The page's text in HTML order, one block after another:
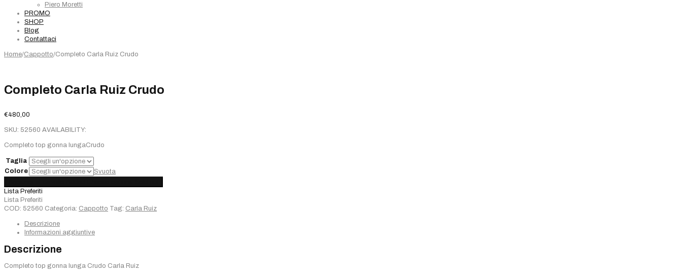
Piero Moretti
PROMO
SHOP
Blog
Contattaci
Home/Cappotto/Completo Carla Ruiz Crudo
Completo Carla Ruiz Crudo
€480,00
SKU: 52560 AVAILABILITY:
Completo top gonna lungaCrudo
Taglia
Colore
Svuota
Carla
Ruiz
Crudo
Lista Preferiti
Lista Preferiti
COD: 52560 Categoria: Cappotto Tag: Carla Ruiz
Descrizione
Informazioni aggiuntive
Descrizione
Completo top gonna lunga Crudo Carla Ruiz